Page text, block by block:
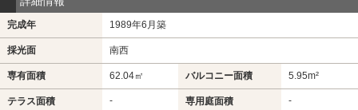
完成年 1989年6月築
採光面 南西
専有面積 62.04㎡ バルコニー面積 5.95m²
テラス面積 - 専用庭面積 -